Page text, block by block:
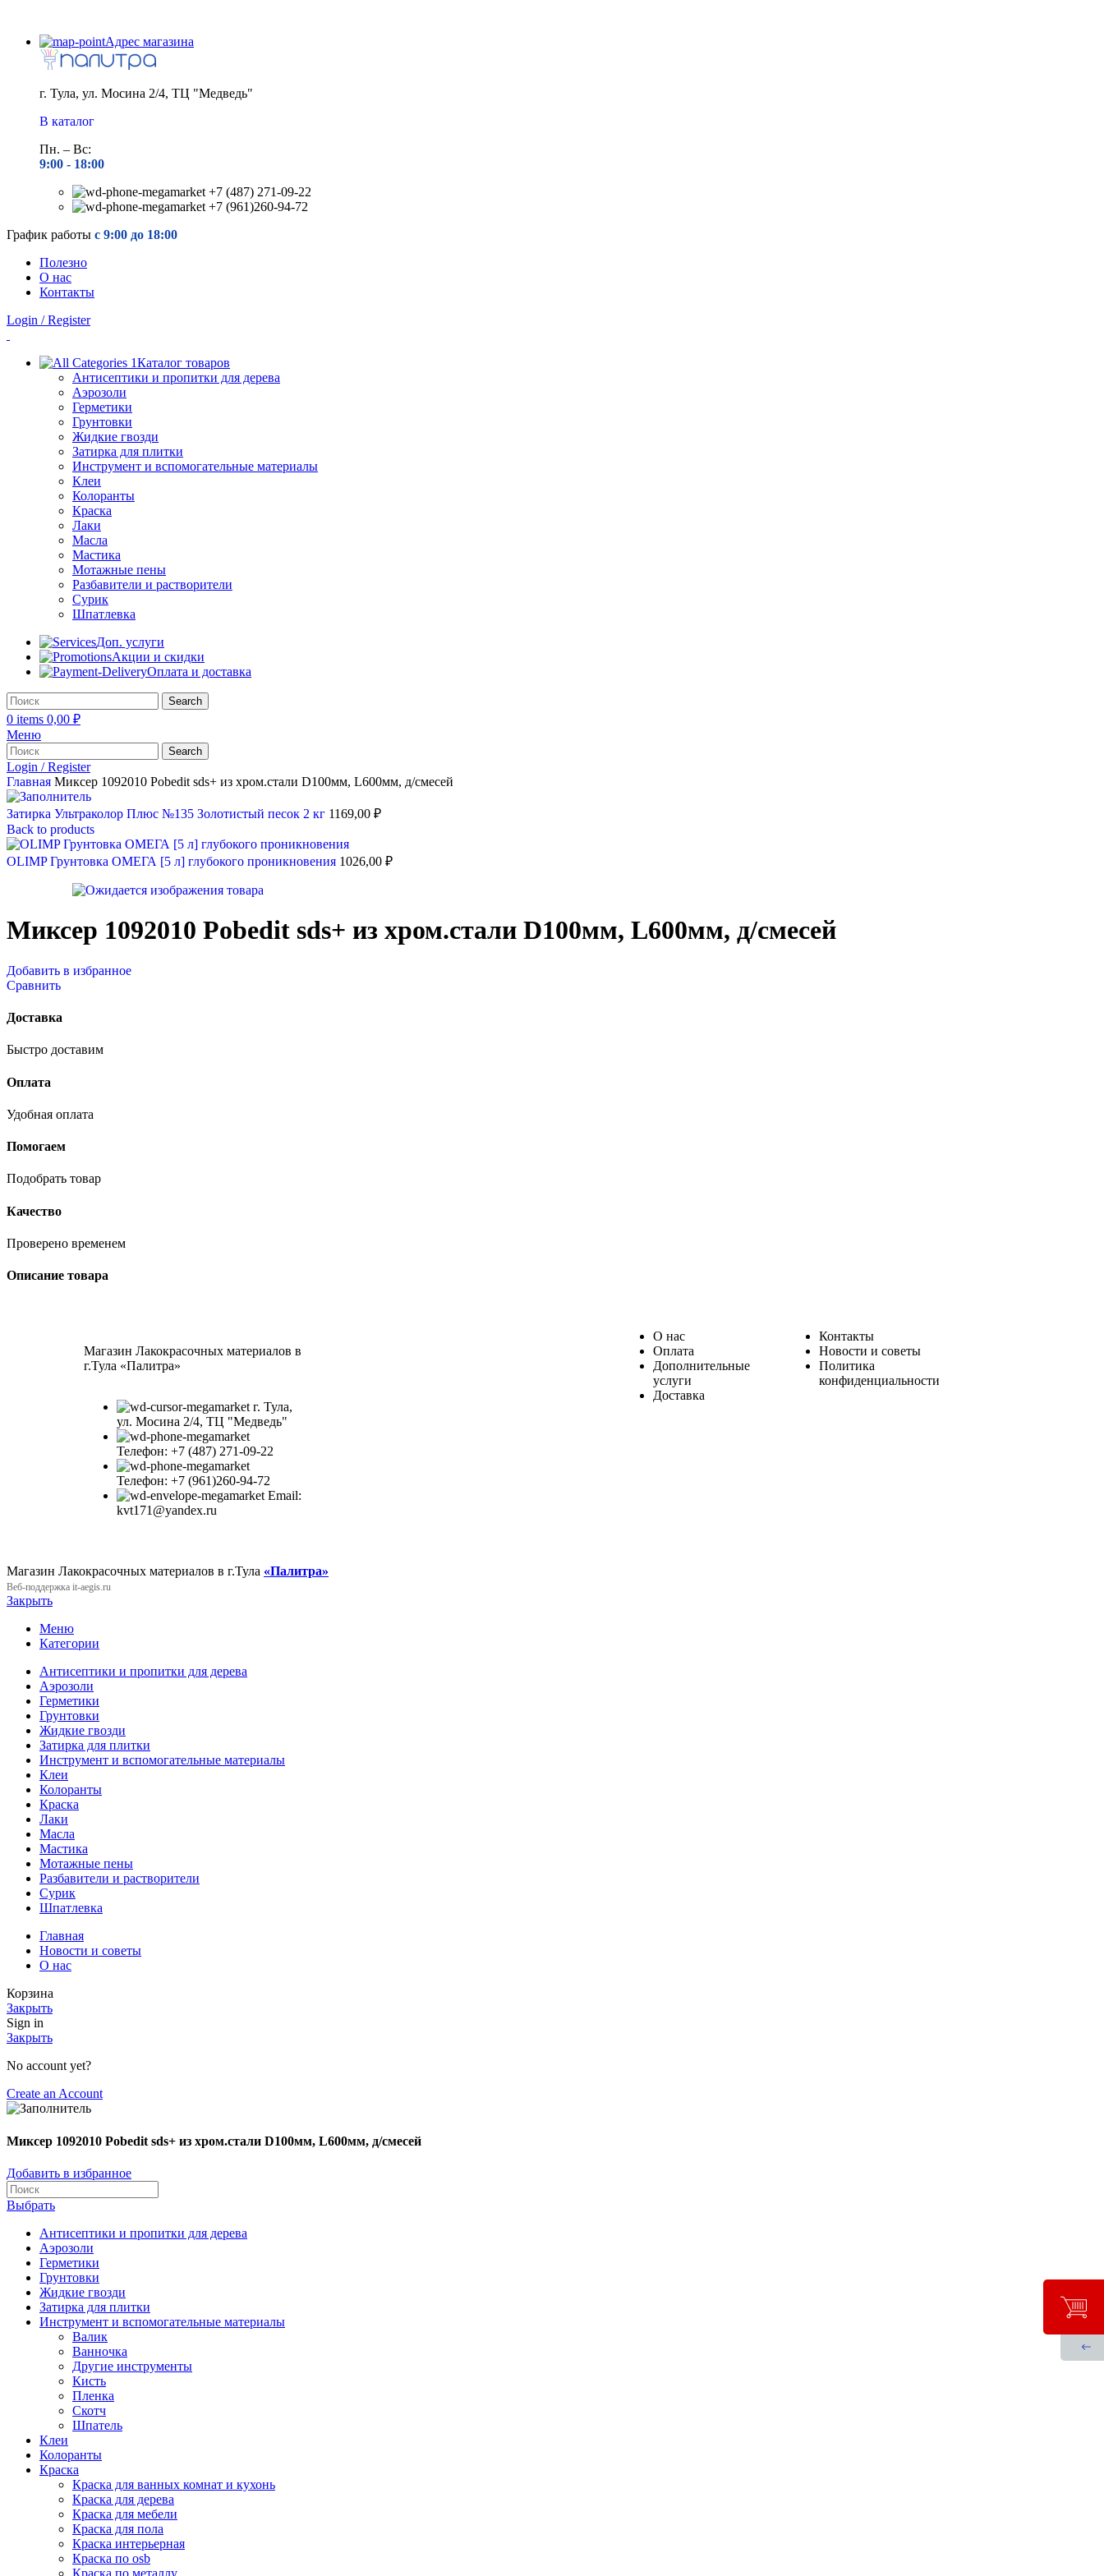
Адрес магазина
г. Тула, ул. Мосина 2/4, ТЦ "Медведь"
В каталог
Пн. – Вс:
9:00 - 18:00
+7 (487) 271-09-22
+7 (961)260-94-72
График работы с 9:00 до 18:00
Полезно
О нас
Контакты
Login / Register
Каталог товаров
Антисептики и пропитки для дерева
Аэрозоли
Герметики
Грунтовки
Жидкие гвозди
Затирка для плитки
Инструмент и вспомогательные материалы
Клеи
Колоранты
Краска
Лаки
Масла
Мастика
Мотажные пены
Разбавители и растворители
Сурик
Шпатлевка
Доп. услуги
Акции и скидки
Оплата и доставка
Search
0 items 0,00 ₽
Меню
Search
Login / Register
Главная Миксер 1092010 Pobedit sds+ из хром.стали D100мм, L600мм, д/смесей
Затирка Ультраколор Плюс №135 Золотистый песок 2 кг 1169,00 ₽
Back to products
OLIMP Грунтовка ОМЕГА [5 л] глубокого проникновения 1026,00 ₽
Миксер 1092010 Pobedit sds+ из хром.стали D100мм, L600мм, д/смесей
Добавить в избранное
Сравнить
Доставка
Быстро доставим
Оплата
Удобная оплата
Помогаем
Подобрать товар
Качество
Проверено временем
Описание товара
Магазин Лакокрасочных материалов в
г.Тула «Палитра»
г. Тула,
ул. Мосина 2/4, ТЦ "Медведь"
Телефон: +7 (487) 271-09-22
Телефон: +7 (961)260-94-72
Email:
kvt171@yandex.ru
О нас
Оплата
Дополнительные
услуги
Доставка
Контакты
Новости и советы
Политика
конфиденциальности
Магазин Лакокрасочных материалов в г.Тула «Палитра»
Веб-поддержка it-aegis.ru
Закрыть
Меню
Категории
Антисептики и пропитки для дерева
Аэрозоли
Герметики
Грунтовки
Жидкие гвозди
Затирка для плитки
Инструмент и вспомогательные материалы
Клеи
Колоранты
Краска
Лаки
Масла
Мастика
Мотажные пены
Разбавители и растворители
Сурик
Шпатлевка
Главная
Новости и советы
О нас
Корзина
Закрыть
Sign in
Закрыть
No account yet?
Create an Account
Миксер 1092010 Pobedit sds+ из хром.стали D100мм, L600мм, д/смесей
Добавить в избранное
Выбрать
Антисептики и пропитки для дерева
Аэрозоли
Герметики
Грунтовки
Жидкие гвозди
Затирка для плитки
Инструмент и вспомогательные материалы
Валик
Ванночка
Другие инструменты
Кисть
Пленка
Скотч
Шпатель
Клеи
Колоранты
Краска
Краска для ванных комнат и кухонь
Краска для дерева
Краска для мебели
Краска для пола
Краска интерьерная
Краска по osb
Краска по металлу